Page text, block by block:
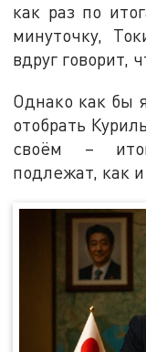
как раз по
минуточку,
вдруг говорит,
Однако как бы
отобрать
своём –
подлежат, как